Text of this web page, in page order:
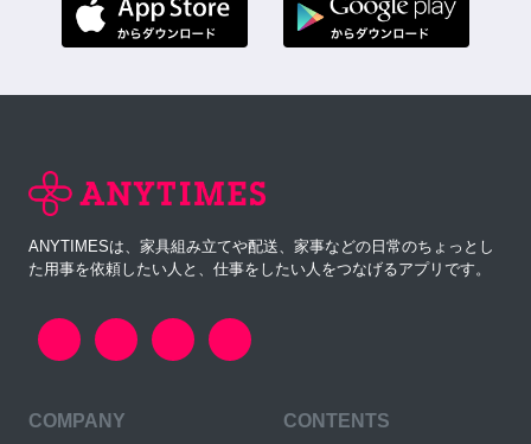
ANYTIMESは、家具組み立てや配送、家事などの日常のちょっとし
た用事を依頼したい人と、仕事をしたい人をつなげるアプリです。
COMPANY CONTENTS